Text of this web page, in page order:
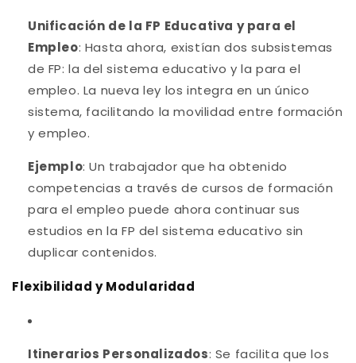
Unificación de la FP Educativa y para el
Empleo: Hasta ahora, existían dos subsistemas
de FP: la del sistema educativo y la para el
empleo. La nueva ley los integra en un único
sistema, facilitando la movilidad entre formación
y empleo.
Ejemplo: Un trabajador que ha obtenido
competencias a través de cursos de formación
para el empleo puede ahora continuar sus
estudios en la FP del sistema educativo sin
duplicar contenidos.
Flexibilidad y Modularidad
Itinerarios Personalizados: Se facilita que los